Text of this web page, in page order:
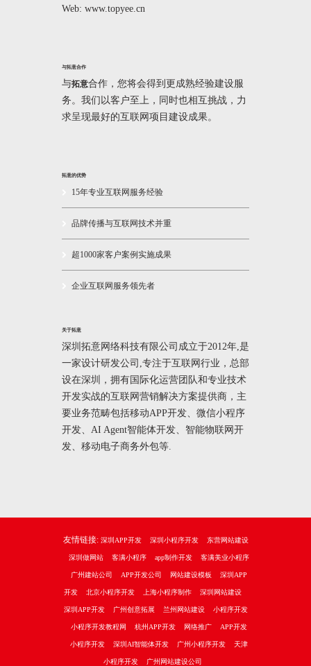
Web: www.topyee.cn
与拓意合作
与拓意合作，您将会得到更成熟经验建设服
务。我们以客户至上，同时也相互挑战，力
求呈现最好的互联网项目建设成果。
拓意的优势
15年专业互联网服务经验
品牌传播与互联网技术并重
超1000家客户案例实施成果
企业互联网服务领先者
关于拓意
深圳拓意网络科技有限公司成立于2012年,是
一家设计研发公司,专注于互联网行业，总部
设在深圳，拥有国际化运营团队和专业技术
开发实战的互联网营销解决方案提供商，主
要业务范畴包括移动APP开发、微信小程序
开发、AI Agent智能体开发、智能物联网开
发、移动电子商务外包等.
友情链接: 深圳APP开发 深圳小程序开发 东营网站建设
深圳做网站 客满小程序 app制作开发 客满美业小程序
广州建站公司 APP开发公司 网站建设模板 深圳APP
开发 北京小程序开发 上海小程序制作 深圳网站建设
深圳APP开发 广州创意拓展 兰州网站建设 小程序开发
小程序开发教程网 杭州APP开发 网络推广 APP开发
小程序开发 深圳AI智能体开发 广州小程序开发 天津
小程序开发 广州网站建设公司